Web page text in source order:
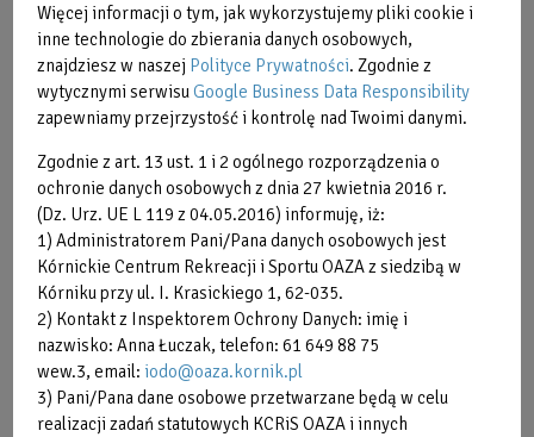
Restauracja Ventus
Honorowane Karty Sportowe
Dla sygnalistów
Wystawy obrazów
Aktualne oferty pracy
Aktualne oferty pracy
Więcej informacji o tym, jak wykorzystujemy pliki cookie i
inne technologie do zbierania danych osobowych,
znajdziesz w naszej Polityce Prywatności. Zgodnie z
wytycznymi serwisuGoogle Business Data Responsibility
zapewniamy przejrzystość i kontrolę nad Twoimi danymi.
Zgodnie z art. 13 ust. 1 i 2 ogólnego rozporządzenia o
ochronie danych osobowych z dnia 27 kwietnia 2016 r.
(Dz. Urz. UE L 119 z 04.05.2016) informuję, iż:
1) Administratorem Pani/Pana danych osobowych jest
Kórnickie Centrum Rekreacji i Sportu OAZA z siedzibą w
Kórniku przy ul. I. Krasickiego 1, 62-035.
2) Kontakt z Inspektorem Ochrony Danych: imię i
nazwisko: Anna Łuczak, telefon: 61 649 88 75
wew.3, email: iodo@oaza.kornik.pl
3) Pani/Pana dane osobowe przetwarzane będą w celu
realizacji zadań statutowych KCRiS OAZA i innych